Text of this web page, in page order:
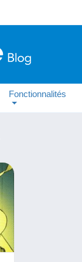
Fonctionnalités